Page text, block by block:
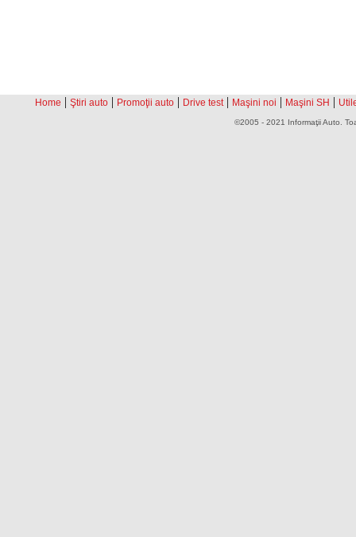
Home | Ştiri auto | Promoţii auto | Drive test | Maşini noi | Maşini SH |
©2005 - 2021 Informaţii Auto.